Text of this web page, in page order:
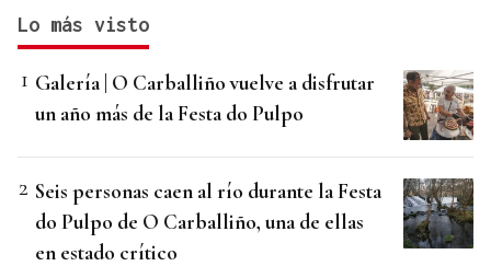
Lo más visto
Galería | O Carballiño vuelve a disfrutar
un año más de la Festa do Pulpo
Seis personas caen al río durante la Festa
do Pulpo de O Carballiño, una de ellas
en estado crítico